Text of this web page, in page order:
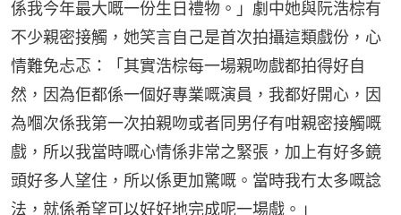
係我今年最大嘅一份生日禮物。」劇中她與阮浩棕有
不少親密接觸，她笑言自己是首次拍攝這類戲份，心
情難免忐忑：「其實浩棕每一場親吻戲都拍得好自
然，因為佢都係一個好專業嘅演員，我都好開心，因
為嗰次係我第一次拍親吻或者同男仔有咁親密接觸嘅
戲，所以我當時嘅心情係非常之緊張，加上有好多鏡
頭好多人望住，所以係更加驚嘅。當時我冇太多嘅諗
法，就係希望可以好好地完成呢一場戲。」